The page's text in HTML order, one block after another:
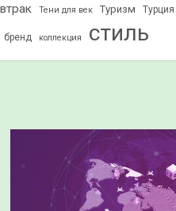
Тени для век Туризм Турция
бренд коллекция стиль